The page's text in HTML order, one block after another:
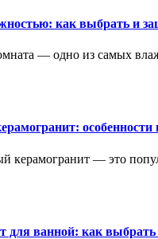
как выбрать и
— одно из самых
особенности
керамогранит — это
для ванной: как выбрать